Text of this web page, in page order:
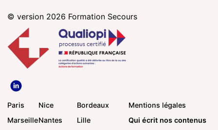
© version 2026 Formation Secours
Paris
Marseille
Nice
Nantes
Bordeaux
Lille
Mentions légales
Qui écrit nos contenus